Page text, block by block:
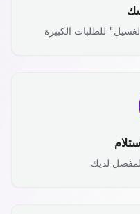
للطلبات الكبيرة
لديك